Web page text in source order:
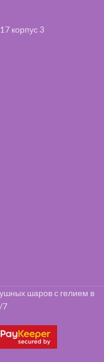
корпус 3
шаров с гелием в
7